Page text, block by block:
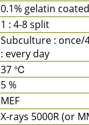
0.1% gelatin
1 : 4-8 split
Subculture : once/
: every day
37 ℃
5 %
MEF
X-rays 5000R (or